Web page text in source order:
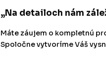
„Na detailoch nám
Máte záujem o kompletnú
Spoločne vytvoríme Váš